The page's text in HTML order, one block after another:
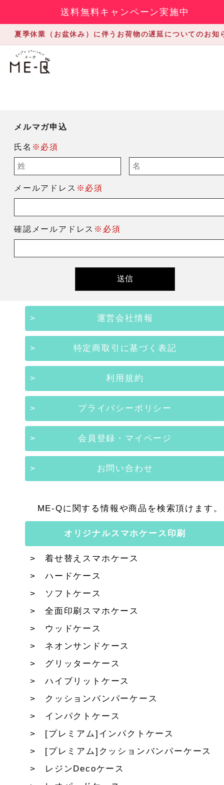
送料無料キャンペーン実施中
夏季休業（お盆休み）に伴うお荷物の遅延についてのお知
メルマガ申込
氏名 ※必須
メールアドレス ※必須
確認メールアドレス ※必須
運営会社情報
特定商取引に基づく表記
利用規約
プライバシーポリシー
会員登録・マイページ
お問い合わせ
ME-Qに関する情報や商品を検索頂けます。
オリジナルスマホケース印刷
着せ替えスマホケース
ハードケース
ソフトケース
全面印刷スマホケース
ウッドケース
ネオンサンドケース
グリッターケース
ハイブリットケース
クッションバンパーケース
インパクトケース
[プレミアム]インパクトケース
[プレミアム]クッションバンパーケース
レジンDecoケース